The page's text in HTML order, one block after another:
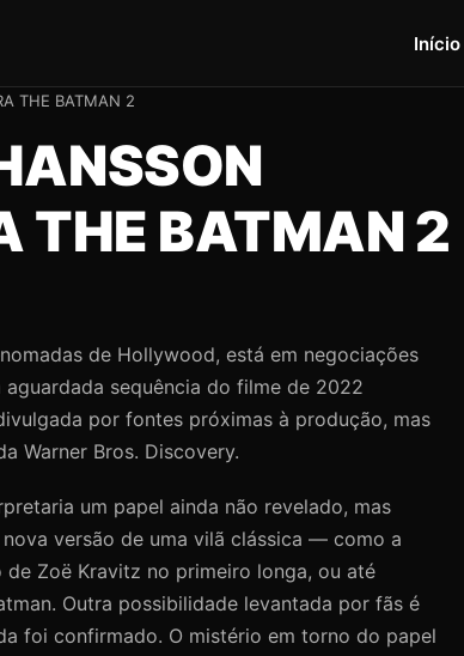
Início
THE BATMAN 2
THE BATMAN 2
de Hollywood, está em negociações
aguardada sequência do filme de 2022
por fontes próximas à produção, mas
Warner Bros. Discovery.
um papel ainda não revelado, mas
versão de uma vilã clássica — como a
Zoë Kravitz no primeiro longa, ou até
Outra possibilidade levantada por fãs é
foi confirmado. O mistério em torno do papel